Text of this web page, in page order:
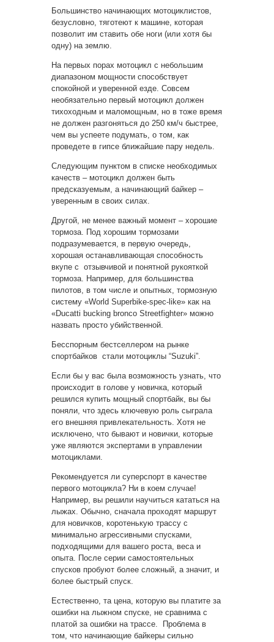
Большинство начинающих мотоциклистов,
безусловно, тяготеют к машине, которая
позволит им ставить обе ноги (или хотя бы
одну) на землю.
На первых порах мотоцикл с небольшим
диапазоном мощности способствует
спокойной и уверенной езде. Совсем
необязательно первый мотоцикл должен
тихоходным и маломощным, но в тоже время
не должен разгоняться до 250 км/ч быстрее,
чем вы успеете подумать, о том, как
проведете в гипсе ближайшие пару недель.
Следующим пунктом в списке необходимых
качеств – мотоцикл должен быть
предсказуемым, а начинающий байкер –
уверенным в своих силах.
Другой, не менее важный момент – хорошие
тормоза. Под хорошим тормозами
подразумевается, в первую очередь,
хорошая останавливающая способность
вкупе с отзывчивой и понятной рукояткой
тормоза. Например, для большинства
пилотов, в том числе и опытных, тормозную
систему «World Superbike-spec-like» как на
«Ducatti bucking bronco Streetfighter» можно
назвать просто убийственной.
Бесспорным бестселлером на рынке
спортбайков стали мотоциклы “Suzuki”.
Если бы у вас была возможность узнать, что
происходит в голове у новичка, который
решился купить мощный спортбайк, вы бы
поняли, что здесь ключевую роль сыграла
его внешняя привлекательность. Хотя не
исключено, что бывают и новички, которые
уже являются экспертами в управлении
мотоциклами.
Рекомендуется ли суперспорт в качестве
первого мотоцикла? Ни в коем случае!
Например, вы решили научиться кататься на
лыжах. Обычно, сначала проходят маршрут
для новичков, коротенькую трассу с
минимально агрессивными спусками,
подходящими для вашего роста, веса и
опыта. После серии самостоятельных
спусков пробуют более сложный, а значит, и
более быстрый спуск.
Естественно, та цена, которую вы платите за
ошибки на лыжном спуске, не сравнима с
платой за ошибки на трассе. Проблема в
том, что начинающие байкеры сильно